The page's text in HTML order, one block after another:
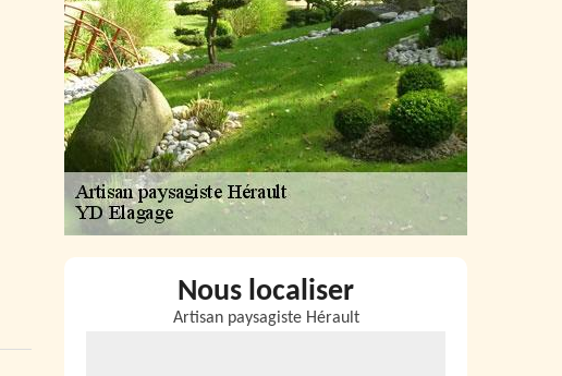
Nous localiser
Artisan paysagiste Hérault